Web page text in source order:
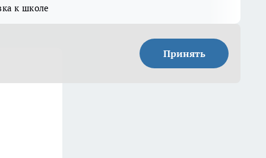
к школе
Принять